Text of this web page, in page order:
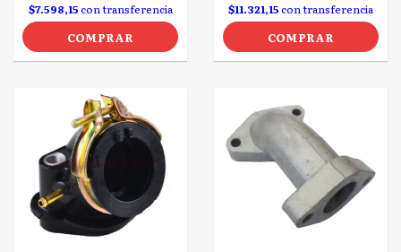
$7.598,15con transferencia
COMPRAR
$11.321,15con transferencia
COMPRAR